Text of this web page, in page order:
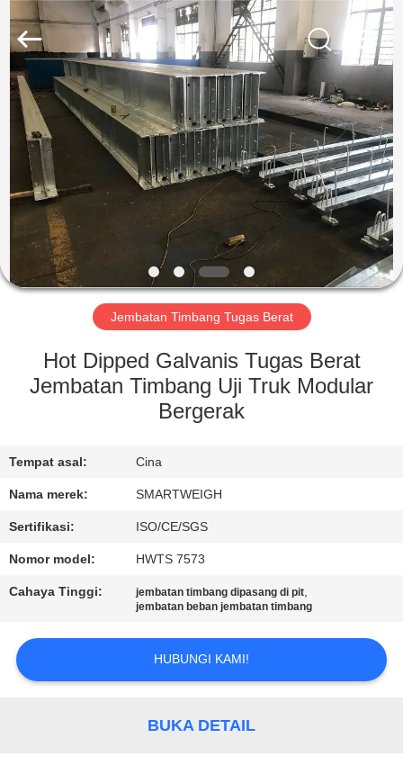
RUMAH
PRODUK
TENTANG
KAMI
TUR
KONTROL
HUBUNGI
KAMI
PERMINTAAN
PENAWARAN
SITEMAP
SMARTWEIGH
INSTRUMENT
CO.,LTD.
Rights
Reserved.
Jembatan Timbang Tugas Berat
Hot Dipped Galvanis Tugas Berat
Jembatan Timbang Uji Truk Modular
Bergerak
Tempat asal: Cina
Nama merek: SMARTWEIGH
Sertifikasi: ISO/CE/SGS
Nomor model: HWTS 7573
Cahaya Tinggi: jembatan timbang dipasang di pit,
jembatan beban jembatan timbang
HUBUNGI KAMI!
BUKA DETAIL